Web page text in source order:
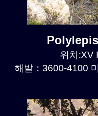
위치:XV
해발：3600-4100